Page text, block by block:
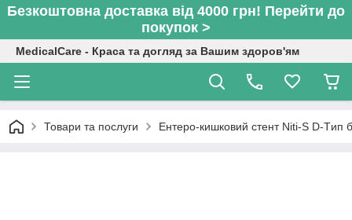
Безкоштовна доставка від 4000 грн! Перейти до
покупок >
MedicalCare - Краса та догляд за Вашим здоров'ям
Товари та послуги Ентеро-кишковий стент Niti-S D-Tип